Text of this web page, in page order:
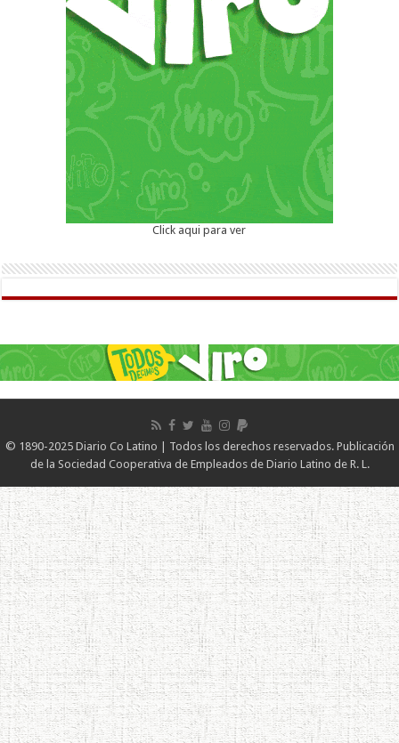
Click aqui para ver
© 1890-2025 Diario Co Latino | Todos los derechos reservados. Publicación
de la Sociedad Cooperativa de Empleados de Diario Latino de R. L.